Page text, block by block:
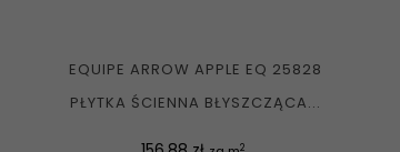
EQUIPE ARROW APPLE EQ 25828
PŁYTKA ŚCIENNA BŁYSZCZĄCA...
2